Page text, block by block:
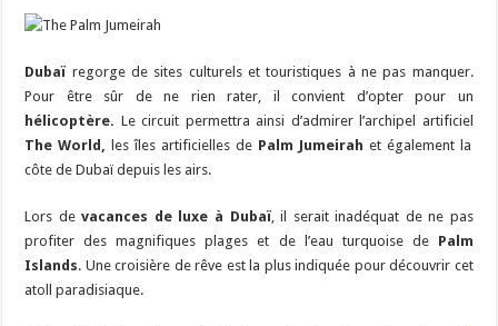
Dubaï regorge de sites culturels et touristiques à ne pas manquer.
Pour être sûr de ne rien rater, il convient d’opter pour un
hélicoptère. Le circuit permettra ainsi d’admirer l’archipel artificiel
The World,
les îles artificielles de Palm Jumeirah et également la
côte de Dubaï depuis les airs.
Lors devacances de luxe à Dubaï, il serait inadéquat de ne pas
profiter des magnifiques plages et de l’eau turquoise de Palm
Islands. Une croisière de rêve est la plus indiquée pour découvrir cet
atoll paradisiaque.